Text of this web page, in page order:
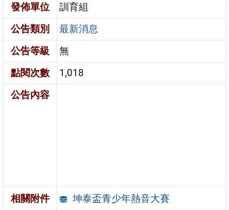
發佈單位
訓育組
公告類別
最新消息
公告等級
無
點閱次數
1,018
公告內容
相關附件 坤泰盃青少年熱音大賽